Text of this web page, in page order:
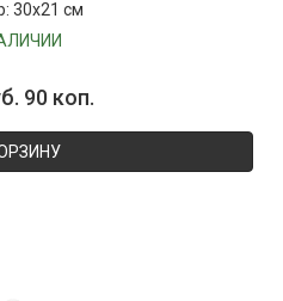
30х21 см
90 коп.